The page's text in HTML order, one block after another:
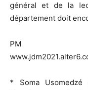
général et de la
département doit
PM
* Soma